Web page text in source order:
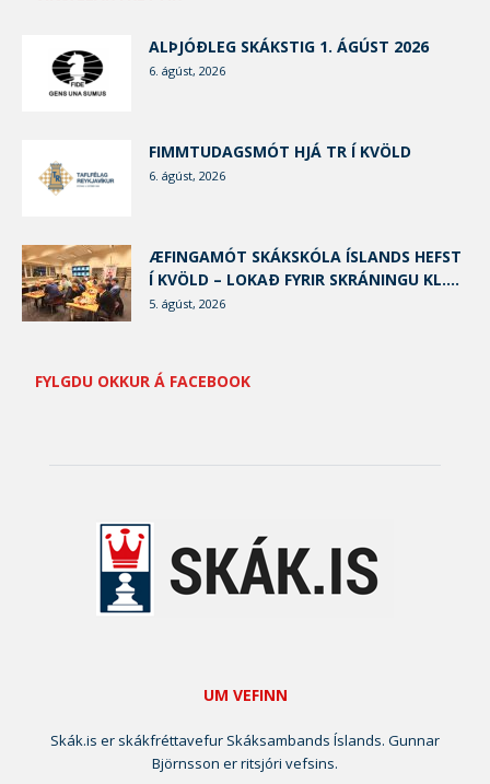
ALÞJÓÐLEG SKÁKSTIG 1. ÁGÚST 2026
6. ágúst, 2026
FIMMTUDAGSMÓT HJÁ TR Í KVÖLD
6. ágúst, 2026
ÆFINGAMÓT SKÁKSKÓLA ÍSLANDS HEFST
Í KVÖLD – LOKAÐ FYRIR SKRÁNINGU KL....
5. ágúst, 2026
FYLGDU OKKUR Á FACEBOOK
UM VEFINN
Skák.is er skákfréttavefur Skáksambands Íslands. Gunnar
Björnsson er ritsjóri vefsins.